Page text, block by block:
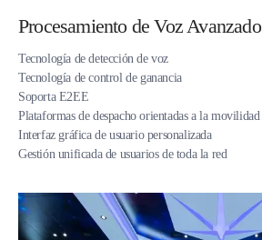
Procesamiento de Voz Avanzado
Tecnología de detección de voz
Tecnología de control de ganancia
Soporta E2EE
Plataformas de despacho orientadas a la movilidad
Interfaz gráfica de usuario personalizada
Gestión unificada de usuarios de toda la red